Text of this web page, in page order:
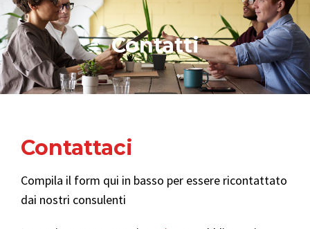
Contatti
Contattaci
Compila il form qui in basso per essere ricontattato
dai nostri consulenti